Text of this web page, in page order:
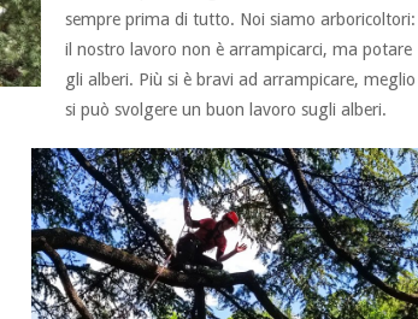
sempre prima di tutto. Noi siamo arboricoltori:
il nostro lavoro non è arrampicarci, ma potare
gli alberi. Più si è bravi ad arrampicare, meglio
si può svolgere un buon lavoro sugli alberi.